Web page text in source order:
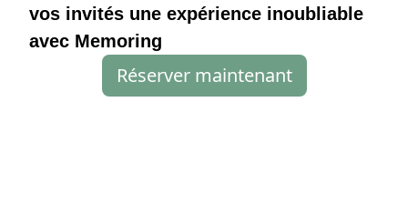
vos invités une expérience inoubliable
avec Memoring
Réserver maintenant